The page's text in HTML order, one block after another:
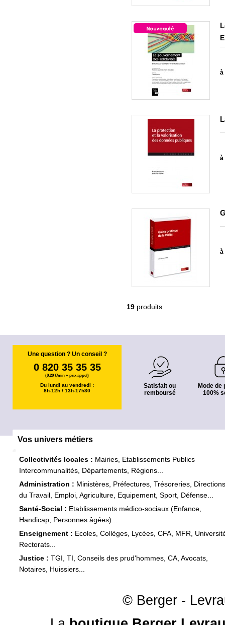
à
à
à
19 produits
Une question ? Un conseil ?
0 820 35 35 35
(0,20 €/min + prix appel)
Du lundi au vendredi :
8h-12h / 13h-17h30
Satisfait ou
remboursé
Mode de
100%
Vos univers métiers
Collectivités locales : Mairies, Etablissements Publics
Intercommunalités, Départements, Régions...
Administration : Ministères, Préfectures, Trésoreries, Directions
du Travail, Emploi, Agriculture, Equipement, Sport, Défense...
Santé-Social : Etablissements médico-sociaux (Enfance,
Handicap, Personnes âgées)...
Enseignement : Ecoles, Collèges, Lycées, CFA, MFR,
Rectorats...
Justice : TGI, TI, Conseils des prud'hommes, CA, Avocats,
Notaires, Huissiers...
© Berger -